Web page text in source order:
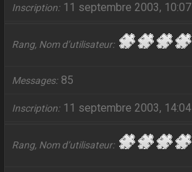
Inscription 11 septembre 2003, 10:07
Rang, Nom d’utilisateur
Messages 85
Inscription 11 septembre 2003, 14:04
Rang, Nom d’utilisateur